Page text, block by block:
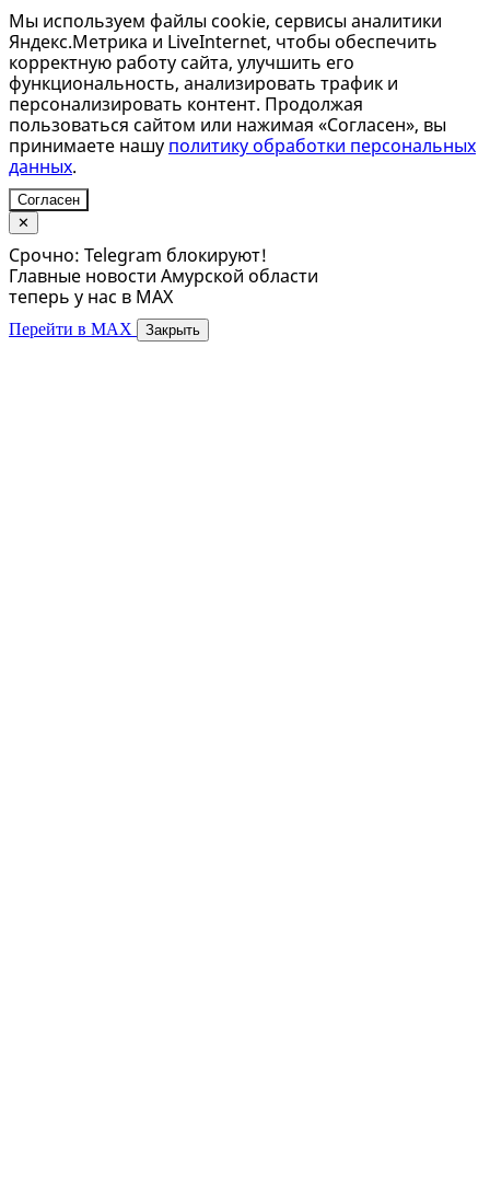
Мы используем файлы cookie, сервисы аналитики
Яндекс.Метрика и LiveInternet, чтобы обеспечить
корректную работу сайта, улучшить его
функциональность, анализировать трафик и
персонализировать контент. Продолжая
пользоваться сайтом или нажимая «Согласен», вы
принимаете нашу политику обработки персональных
данных.
Согласен
✕
Срочно: Telegram блокируют!
Главные новости Амурской области
теперь у нас в MAX
Перейти в MAX Закрыть